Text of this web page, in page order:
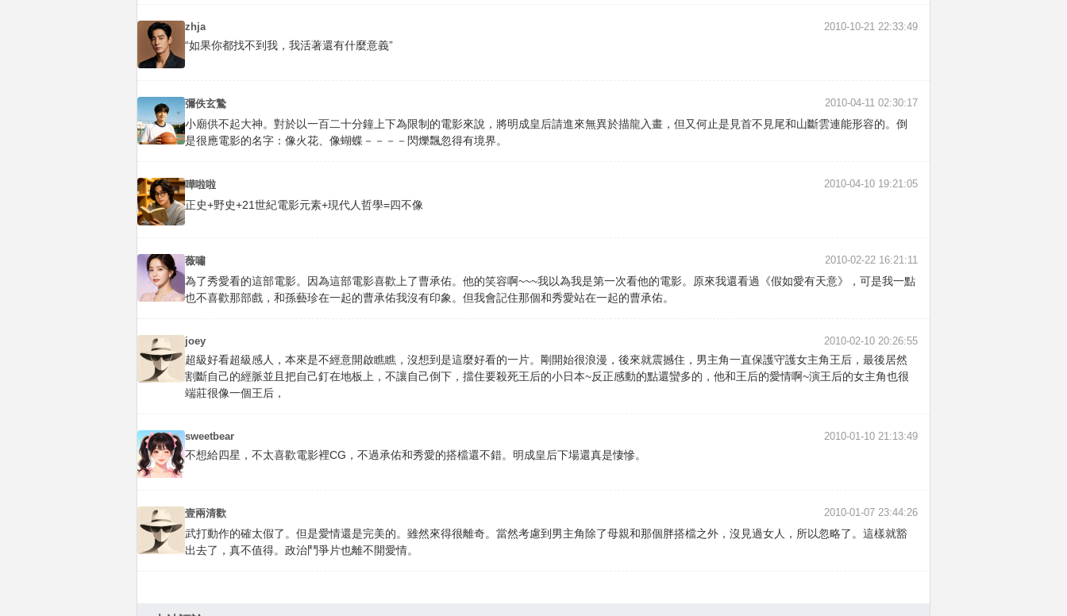
zhja 2010-10-21 22:33:49
“如果你都找不到我，我活著還有什麼意義”
彌佚玄鷙 2010-04-11 02:30:17
小廟供不起大神。對於以一百二十分鐘上下為限制的電影來說，將明成皇后請進來無異於描龍入畫，但又何止是見首不見尾和山斷雲連能形容的。倒
是很應電影的名字：像火花、像蝴蝶－－－－閃爍飄忽得有境界。
嘩啦啦 2010-04-10 19:21:05
正史+野史+21世紀電影元素+現代人哲學=四不像
薇嘯 2010-02-22 16:21:11
為了秀愛看的這部電影。因為這部電影喜歡上了曹承佑。他的笑容啊~~~我以為我是第一次看他的電影。原來我還看過《假如愛有天意》，可是我一點
也不喜歡那部戲，和孫藝珍在一起的曹承佑我沒有印象。但我會記住那個和秀愛站在一起的曹承佑。
joey 2010-02-10 20:26:55
超級好看超級感人，本來是不經意開啟瞧瞧，沒想到是這麼好看的一片。剛開始很浪漫，後來就震撼住，男主角一直保護守護女主角王后，最後居然
割斷自己的經脈並且把自己釘在地板上，不讓自己倒下，擋住要殺死王后的小日本~反正感動的點還蠻多的，他和王后的愛情啊~演王后的女主角也很
端莊很像一個王后，
sweetbear 2010-01-10 21:13:49
不想給四星，不太喜歡電影裡CG，不過承佑和秀愛的搭檔還不錯。明成皇后下場還真是悽慘。
壹兩清歡 2010-01-07 23:44:26
武打動作的確太假了。但是愛情還是完美的。雖然來得很離奇。當然考慮到男主角除了母親和那個胖搭檔之外，沒見過女人，所以忽略了。這樣就豁
出去了，真不值得。政治鬥爭片也離不開愛情。